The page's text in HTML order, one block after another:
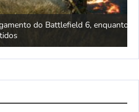
do Battlefield 6, enquanto